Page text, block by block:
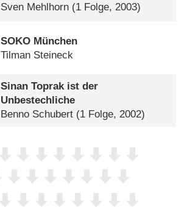
Sven Mehlhorn (1 Folge, 2003)
SOKO München
Tilman Steineck
Sinan Toprak ist der
Unbestechliche
Benno Schubert (1 Folge, 2002)